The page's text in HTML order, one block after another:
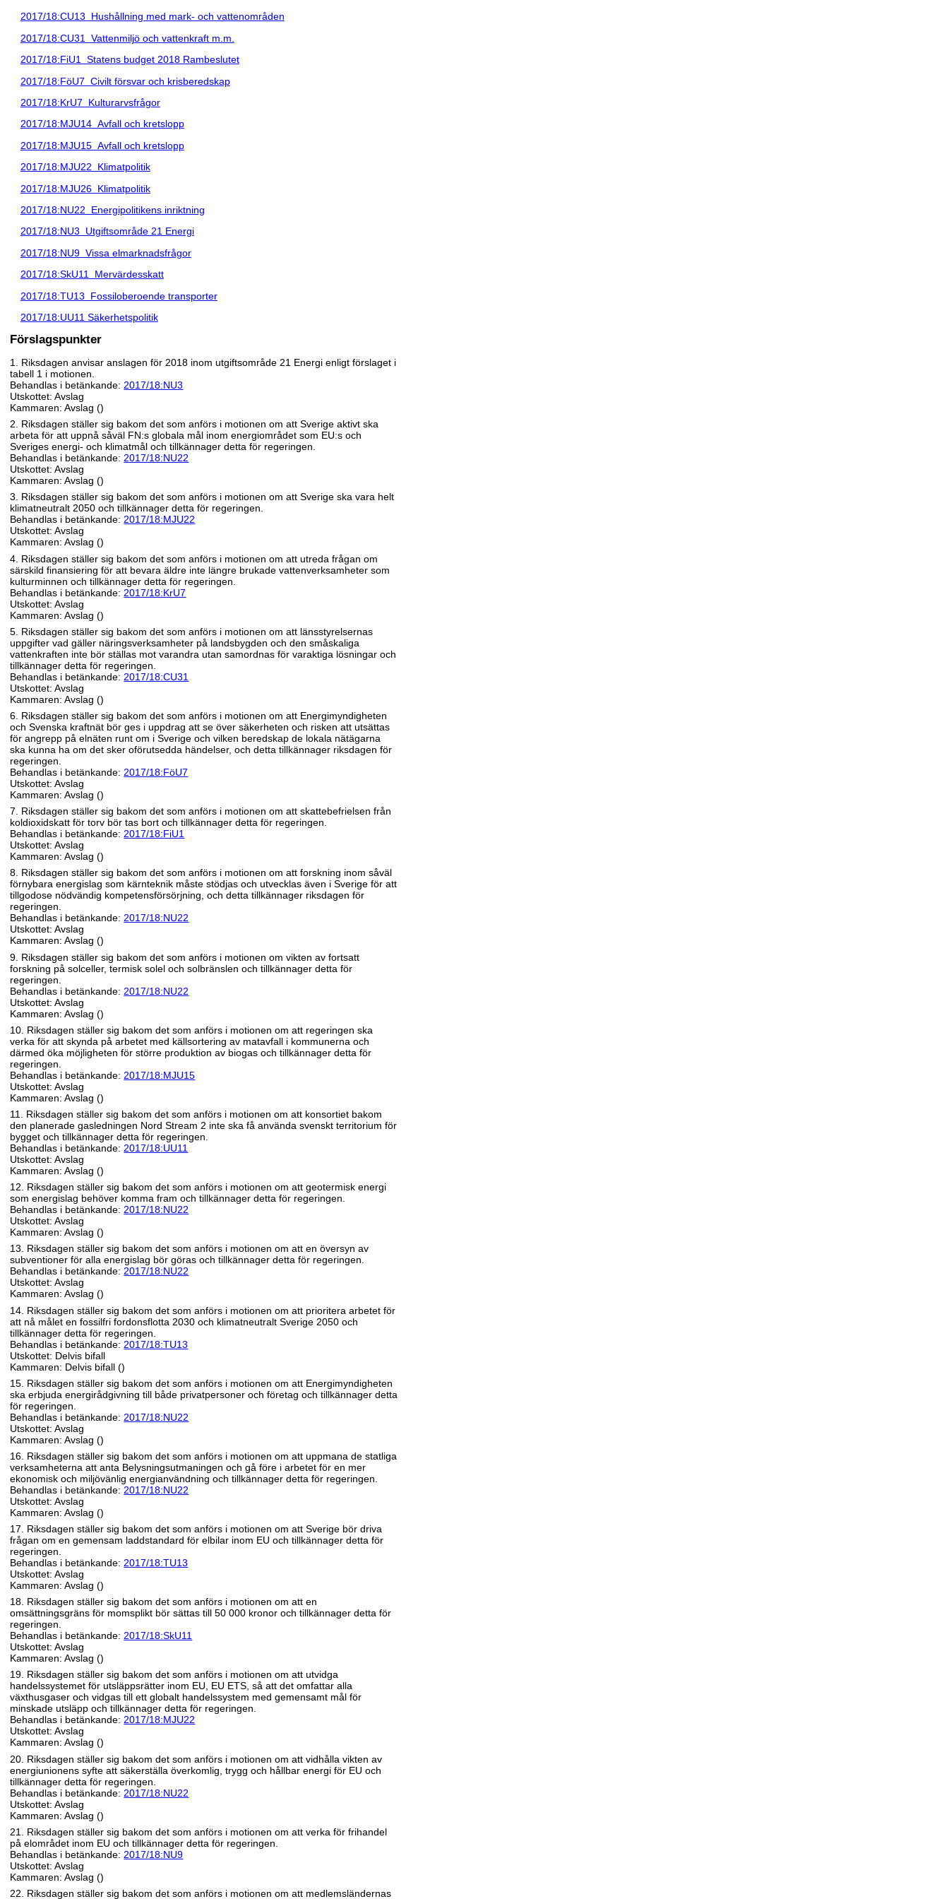
2017/18:CU13 Hushållning med mark- och vattenområden
2017/18:CU31 Vattenmiljö och vattenkraft m.m.
2017/18:FiU1 Statens budget 2018 Rambeslutet
2017/18:FöU7 Civilt försvar och krisberedskap
2017/18:KrU7 Kulturarvsfrågor
2017/18:MJU14 Avfall och kretslopp
2017/18:MJU15 Avfall och kretslopp
2017/18:MJU22 Klimatpolitik
2017/18:MJU26 Klimatpolitik
2017/18:NU22 Energipolitikens inriktning
2017/18:NU3 Utgiftsområde 21 Energi
2017/18:NU9 Vissa elmarknadsfrågor
2017/18:SkU11 Mervärdesskatt
2017/18:TU13 Fossiloberoende transporter
2017/18:UU11 Säkerhetspolitik
Förslagspunkter
1. Riksdagen anvisar anslagen för 2018 inom utgiftsområde 21 Energi enligt förslaget i
tabell 1 i motionen.
Behandlas i betänkande: 2017/18:NU3
Utskottet: Avslag
Kammaren: Avslag ()
2. Riksdagen ställer sig bakom det som anförs i motionen om att Sverige aktivt ska
arbeta för att uppnå såväl FN:s globala mål inom energiområdet som EU:s och
Sveriges energi- och klimatmål och tillkännager detta för regeringen.
Behandlas i betänkande:2017/18:NU22
Utskottet: Avslag
Kammaren: Avslag ()
3. Riksdagen ställer sig bakom det som anförs i motionen om att Sverige ska vara helt
klimatneutralt 2050 och tillkännager detta för regeringen.
Behandlas i betänkande:2017/18:MJU22
Utskottet: Avslag
Kammaren: Avslag ()
4. Riksdagen ställer sig bakom det som anförs i motionen om att utreda frågan om
särskild finansiering för att bevara äldre inte längre brukade vattenverksamheter som
kulturminnen och tillkännager detta för regeringen.
Behandlas i betänkande: 2017/18:KrU7
Utskottet: Avslag
Kammaren: Avslag ()
5. Riksdagen ställer sig bakom det som anförs i motionen om att länsstyrelsernas
uppgifter vad gäller näringsverksamheter på landsbygden och den småskaliga
vattenkraften inte bör ställas mot varandra utan samordnas för varaktiga lösningar och
tillkännager detta för regeringen.
Behandlas i betänkande: 2017/18:CU31
Utskottet: Avslag
Kammaren: Avslag ()
6. Riksdagen ställer sig bakom det som anförs i motionen om att Energimyndigheten
och Svenska kraftnät bör ges i uppdrag att se över säkerheten och risken att utsättas
för angrepp på elnäten runt om i Sverige och vilken beredskap de lokala nätägarna
ska kunna ha om det sker oförutsedda händelser, och detta tillkännager riksdagen för
regeringen.
Behandlas i betänkande: 2017/18:FöU7
Utskottet: Avslag
Kammaren: Avslag ()
7. Riksdagen ställer sig bakom det som anförs i motionen om att skattebefrielsen från
koldioxidskatt för torv bör tas bort och tillkännager detta för regeringen.
Behandlas i betänkande:2017/18:FiU1
Utskottet: Avslag
Kammaren: Avslag ()
8. Riksdagen ställer sig bakom det som anförs i motionen om att forskning inom såväl
förnybara energislag som kärnteknik måste stödjas och utvecklas även i Sverige för att
tillgodose nödvändig kompetensförsörjning, och detta tillkännager riksdagen för
regeringen.
Behandlas i betänkande:2017/18:NU22
Utskottet: Avslag
Kammaren: Avslag ()
9. Riksdagen ställer sig bakom det som anförs i motionen om vikten av fortsatt
forskning på solceller, termisk solel och solbränslen och tillkännager detta för
regeringen.
Behandlas i betänkande: 2017/18:NU22
Utskottet: Avslag
Kammaren: Avslag ()
10. Riksdagen ställer sig bakom det som anförs i motionen om att regeringen ska
verka för att skynda på arbetet med källsortering av matavfall i kommunerna och
därmed öka möjligheten för större produktion av biogas och tillkännager detta för
regeringen.
Behandlas i betänkande: 2017/18:MJU15
Utskottet: Avslag
Kammaren: Avslag ()
11. Riksdagen ställer sig bakom det som anförs i motionen om att konsortiet bakom
den planerade gasledningen Nord Stream 2 inte ska få använda svenskt territorium för
bygget och tillkännager detta för regeringen.
Behandlas i betänkande: 2017/18:UU11
Utskottet: Avslag
Kammaren: Avslag ()
12. Riksdagen ställer sig bakom det som anförs i motionen om att geotermisk energi
som energislag behöver komma fram och tillkännager detta för regeringen.
Behandlas i betänkande: 2017/18:NU22
Utskottet: Avslag
Kammaren: Avslag ()
13. Riksdagen ställer sig bakom det som anförs i motionen om att en översyn av
subventioner för alla energislag bör göras och tillkännager detta för regeringen.
Behandlas i betänkande:2017/18:NU22
Utskottet: Avslag
Kammaren: Avslag ()
14. Riksdagen ställer sig bakom det som anförs i motionen om att prioritera arbetet för
att nå målet en fossilfri fordonsflotta 2030 och klimatneutralt Sverige 2050 och
tillkännager detta för regeringen.
Behandlas i betänkande: 2017/18:TU13
Utskottet: Delvis bifall
Kammaren: Delvis bifall ()
15. Riksdagen ställer sig bakom det som anförs i motionen om att Energimyndigheten
ska erbjuda energirådgivning till både privatpersoner och företag och tillkännager detta
för regeringen.
Behandlas i betänkande: 2017/18:NU22
Utskottet: Avslag
Kammaren: Avslag ()
16. Riksdagen ställer sig bakom det som anförs i motionen om att uppmana de statliga
verksamheterna att anta Belysningsutmaningen och gå före i arbetet för en mer
ekonomisk och miljövänlig energianvändning och tillkännager detta för regeringen.
Behandlas i betänkande: 2017/18:NU22
Utskottet: Avslag
Kammaren: Avslag ()
17. Riksdagen ställer sig bakom det som anförs i motionen om att Sverige bör driva
frågan om en gemensam laddstandard för elbilar inom EU och tillkännager detta för
regeringen.
Behandlas i betänkande: 2017/18:TU13
Utskottet: Avslag
Kammaren: Avslag ()
18. Riksdagen ställer sig bakom det som anförs i motionen om att en
omsättningsgräns för momsplikt bör sättas till 50 000 kronor och tillkännager detta för
regeringen.
Behandlas i betänkande:2017/18:SkU11
Utskottet: Avslag
Kammaren: Avslag ()
19. Riksdagen ställer sig bakom det som anförs i motionen om att utvidga
handelssystemet för utsläppsrätter inom EU, EU ETS, så att det omfattar alla
växthusgaser och vidgas till ett globalt handelssystem med gemensamt mål för
minskade utsläpp och tillkännager detta för regeringen.
Behandlas i betänkande:2017/18:MJU22
Utskottet: Avslag
Kammaren: Avslag ()
20. Riksdagen ställer sig bakom det som anförs i motionen om att vidhålla vikten av
energiunionens syfte att säkerställa överkomlig, trygg och hållbar energi för EU och
tillkännager detta för regeringen.
Behandlas i betänkande: 2017/18:NU22
Utskottet: Avslag
Kammaren: Avslag ()
21. Riksdagen ställer sig bakom det som anförs i motionen om att verka för frihandel
på elområdet inom EU och tillkännager detta för regeringen.
Behandlas i betänkande: 2017/18:NU9
Utskottet: Avslag
Kammaren: Avslag ()
22. Riksdagen ställer sig bakom det som anförs i motionen om att medlemsländernas